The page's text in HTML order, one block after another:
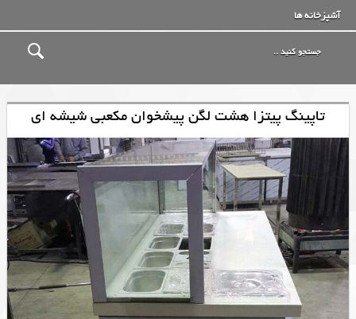
آشپزخانه ها
تاپینگ پیتزا هشت لگن پیشخوان مکعبی شیشه ای